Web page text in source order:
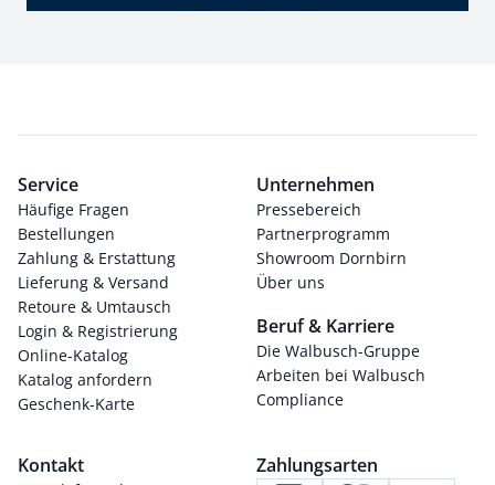
Service
Häufige Fragen
Bestellungen
Zahlung & Erstattung
Lieferung & Versand
Retoure & Umtausch
Login & Registrierung
Online-Katalog
Katalog anfordern
Geschenk-Karte
Unternehmen
Pressebereich
Partnerprogramm
Showroom Dornbirn
Über uns
Beruf & Karriere
Die Walbusch-Gruppe
Arbeiten bei Walbusch
Compliance
Kontakt Zahlungsarten